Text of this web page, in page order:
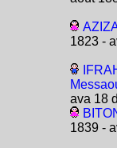
1823 -
ava 18
1839 -